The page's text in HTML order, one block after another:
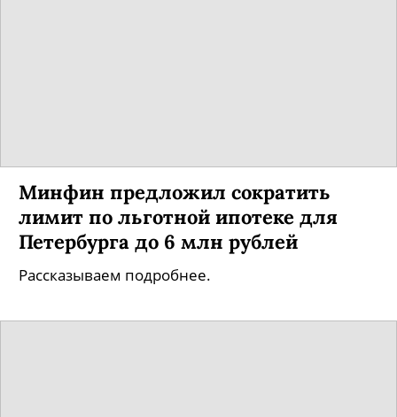
Минфин предложил сократить
лимит по льготной ипотеке для
Петербурга до 6 млн рублей
Рассказываем подробнее.